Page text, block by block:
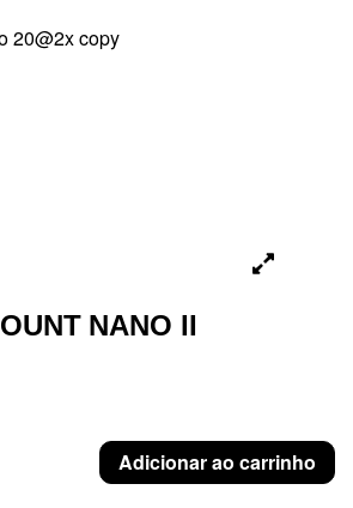
NANO II
Adicionar ao carrinho